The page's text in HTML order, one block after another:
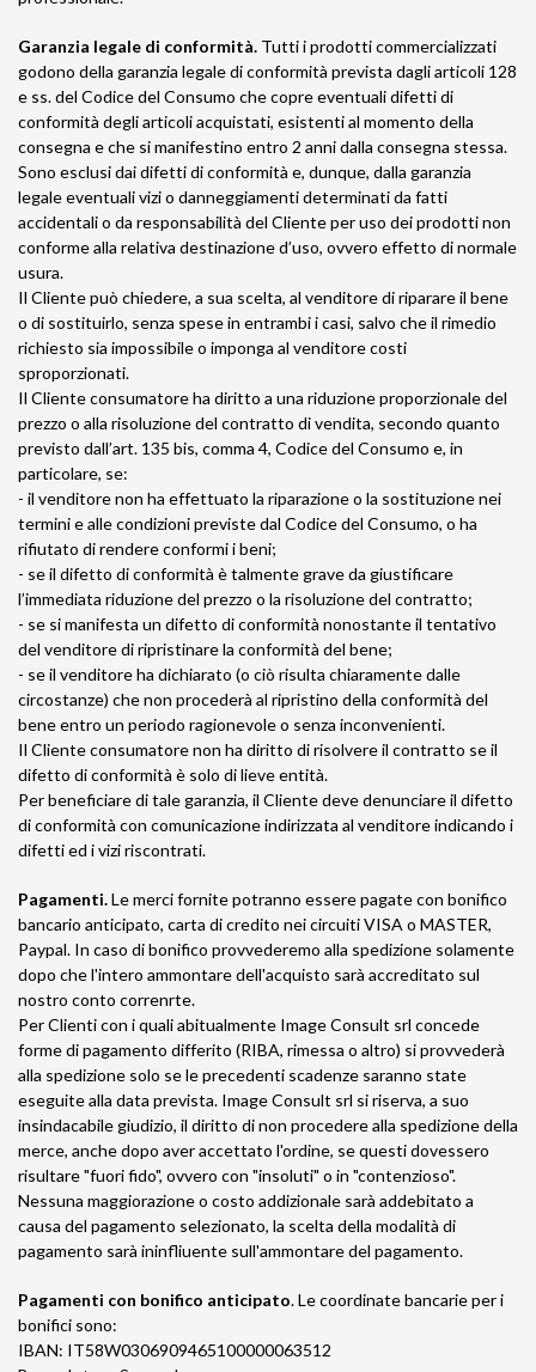
Garanzia legale di conformità. Tutti i prodotti commercializzati
godono della garanzia legale di conformità prevista dagli articoli 128
e ss. del Codice del Consumo che copre eventuali difetti di
conformità degli articoli acquistati, esistenti al momento della
consegna e che si manifestino entro 2 anni dalla consegna stessa.
Sono esclusi dai difetti di conformità e, dunque, dalla garanzia
legale eventuali vizi o danneggiamenti determinati da fatti
accidentali o da responsabilità del Cliente per uso dei prodotti non
conforme alla relativa destinazione d’uso, ovvero effetto di normale
usura.
Il Cliente può chiedere, a sua scelta, al venditore di riparare il bene
o di sostituirlo, senza spese in entrambi i casi, salvo che il rimedio
richiesto sia impossibile o imponga al venditore costi
sproporzionati.
Il Cliente consumatore ha diritto a una riduzione proporzionale del
prezzo o alla risoluzione del contratto di vendita, secondo quanto
previsto dall’art. 135 bis, comma 4, Codice del Consumo e, in
particolare, se:
- il venditore non ha effettuato la riparazione o la sostituzione nei
termini e alle condizioni previste dal Codice del Consumo, o ha
rifiutato di rendere conformi i beni;
- se il difetto di conformità è talmente grave da giustificare
l’immediata riduzione del prezzo o la risoluzione del contratto;
- se si manifesta un difetto di conformità nonostante il tentativo
del venditore di ripristinare la conformità del bene;
- se il venditore ha dichiarato (o ciò risulta chiaramente dalle
circostanze) che non procederà al ripristino della conformità del
bene entro un periodo ragionevole o senza inconvenienti.
Il Cliente consumatore non ha diritto di risolvere il contratto se il
difetto di conformità è solo di lieve entità.
Per beneficiare di tale garanzia, il Cliente deve denunciare il difetto
di conformità con comunicazione indirizzata al venditore indicando i
difetti ed i vizi riscontrati.
Pagamenti.Le merci fornite potranno essere pagate con bonifico
bancario anticipato, carta di credito nei circuiti VISA o MASTER,
Paypal. In caso di bonifico provvederemo alla spedizione solamente
dopo che l'intero ammontare dell'acquisto sarà accreditato sul
nostro conto correnrte.
Per Clienti con i quali abitualmente Image Consult srl concede
forme di pagamento differito (RIBA, rimessa o altro) si provvederà
alla spedizione solo se le precedenti scadenze saranno state
eseguite alla data prevista. Image Consult srl si riserva, a suo
insindacabile giudizio, il diritto di non procedere alla spedizione della
merce, anche dopo aver accettato l'ordine, se questi dovessero
risultare "fuori fido", ovvero con "insoluti" o in "contenzioso".
Nessuna maggiorazione o costo addizionale sarà addebitato a
causa del pagamento selezionato, la scelta della modalità di
pagamento sarà ininfliuente sull'ammontare del pagamento.
Pagamenti con bonifico anticipato. Le coordinate bancarie per i
bonifici sono:
IBAN: IT58W0306909465100000063512